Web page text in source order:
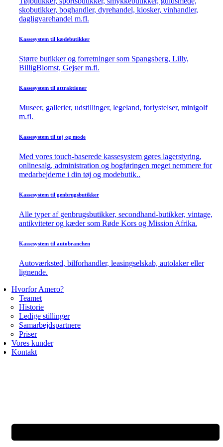
skobutikker, boghandler, dyrehandel, kiosker, vinhandler,
dagligvarehandel m.fl.
Kassesystem til kædebutikker
Større butikker og forretninger som Spangsberg, Lilly,
BilligBlomst, Gejser m.fl.
Kassesystem til attraktioner
Museer, gallerier, udstillinger, legeland, forlystelser, minigolf
m.fl.
Kassesystem til tøj og mode
Med vores touch-baserede kassesystem gøres lagerstyring,
onlinesalg, administration og bogføringen meget nemmere for
medarbejderne i din tøj og modebutik..
Kassesystem til genbrugsbutikker
Alle typer af genbrugsbutikker, secondhand-butikker, vintage,
antikviteter og kæder som Røde Kors og Mission Afrika.
Kassesystem til autobranchen
Autoværksted, bilforhandler, leasingselskab, autolaker eller
lignende.
Hvorfor Amero?
Teamet
Historie
Ledige stillinger
Samarbejdspartnere
Priser
Vores kunder
Kontakt